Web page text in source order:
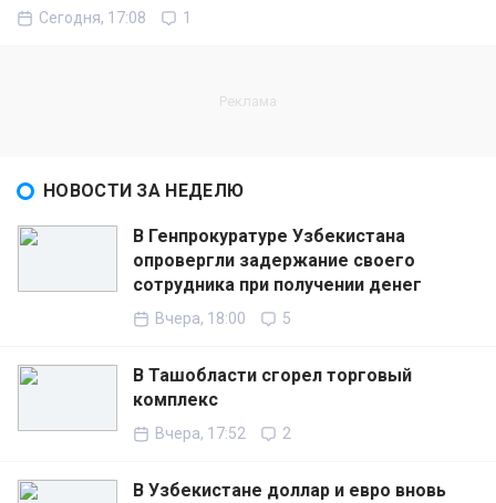
Сегодня, 17:08 1
НОВОСТИ ЗА НЕДЕЛЮ
В Генпрокуратуре Узбекистана
опровергли задержание своего
сотрудника при получении денег
Вчера, 18:00 5
В Ташобласти сгорел торговый
комплекс
Вчера, 17:52 2
В Узбекистане доллар и евро вновь